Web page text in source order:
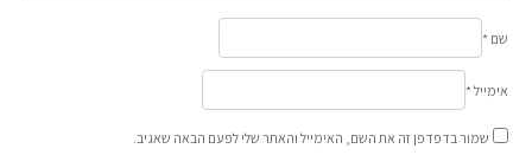
שם *
אימייל *
שמור בדפדפן זה את השם, האימייל והאתר שלי לפעם הבאה שאגיב.